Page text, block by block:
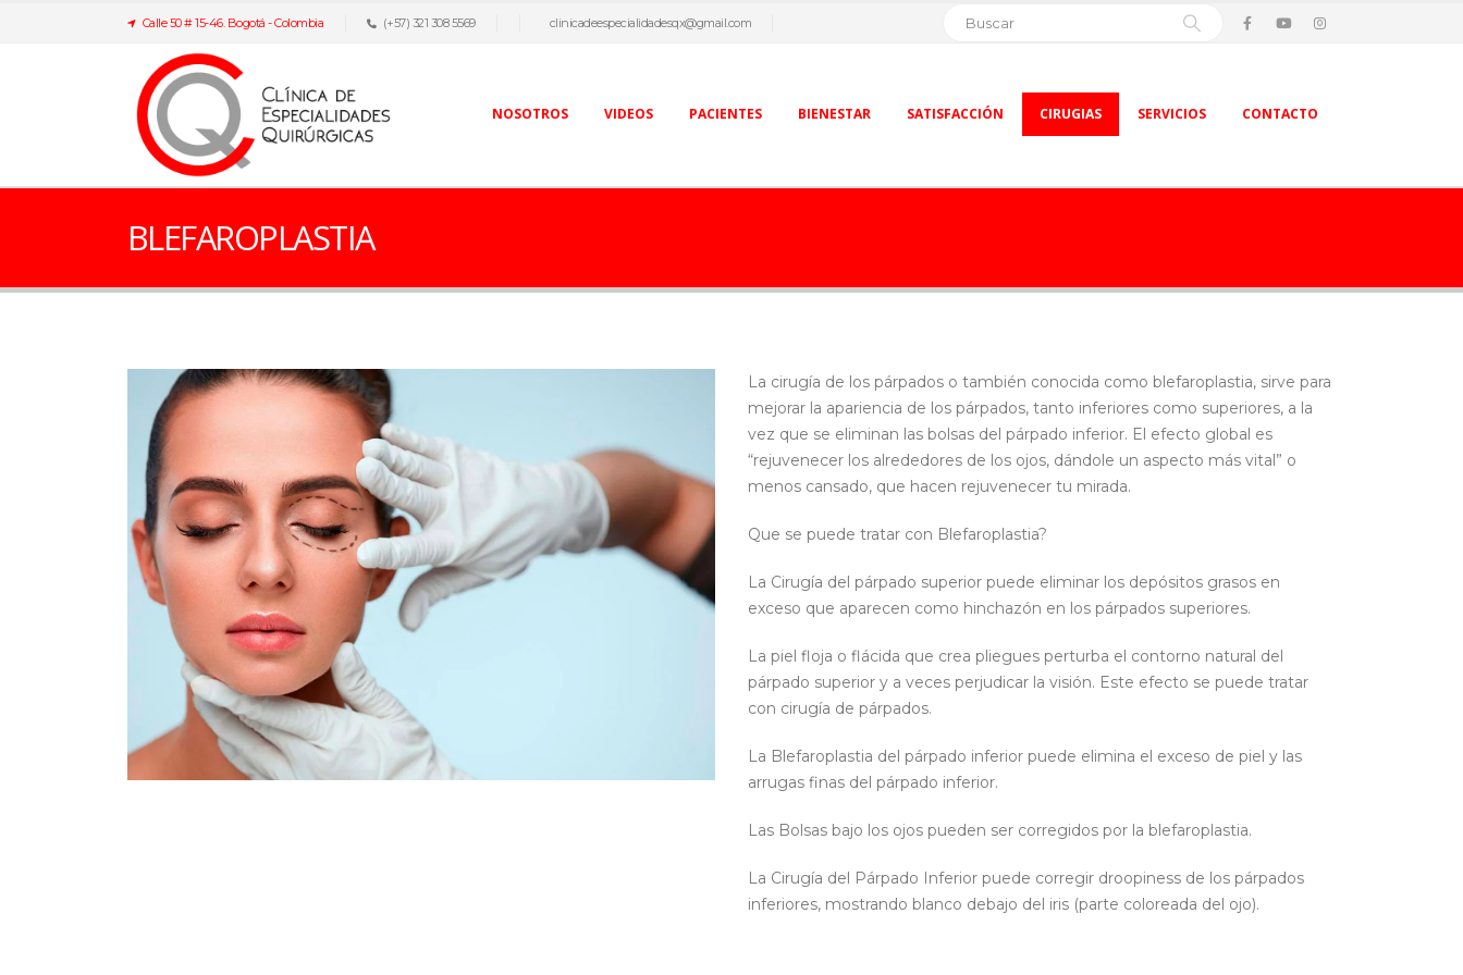
Calle 50 # 15-46. Bogotá - Colombia (+57) 321 308 5569 clinicadeespecialidadesqx@gmail.com
NOSOTROS VIDEOS PACIENTES BIENESTAR SATISFACCIÓN CIRUGIAS SERVICIOS CONTACTO
BLEFAROPLASTIA
La cirugía de los párpados o también conocida como blefaroplastia, sirve para
mejorar la apariencia de los párpados, tanto inferiores como superiores, a la
vez que se eliminan las bolsas del párpado inferior. El efecto global es
“rejuvenecer los alrededores de los ojos, dándole un aspecto más vital” o
menos cansado, que hacen rejuvenecer tu mirada.
Que se puede tratar con Blefaroplastia?
La Cirugía del párpado superior puede eliminar los depósitos grasos en
exceso que aparecen como hinchazón en los párpados superiores.
La piel floja o flácida que crea pliegues perturba el contorno natural del
párpado superior y a veces perjudicar la visión. Este efecto se puede tratar
con cirugía de párpados.
La Blefaroplastia del párpado inferior puede elimina el exceso de piel y las
arrugas finas del párpado inferior.
Las Bolsas bajo los ojos pueden ser corregidos por la blefaroplastia.
La Cirugía del Párpado Inferior puede corregir droopiness de los párpados
inferiores, mostrando blanco debajo del iris (parte coloreada del ojo).